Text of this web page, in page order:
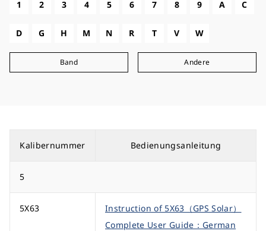
1 2 3 4 5 6 7 8 9 A C
D G H M N R T V W
Band Andere
Kalibernummer Bedienungsanleitung
5
5X63
Instruction of 5X63（GPS Solar）
Complete User Guide：German